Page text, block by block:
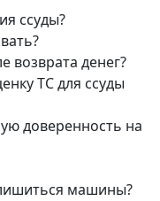
ссуды?
возврата денег?
ТС для ссуды
доверенность на
машины?